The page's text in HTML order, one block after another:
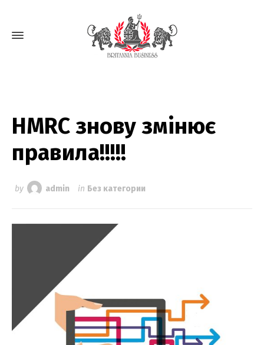
HMRC знову змінює
правила!!!!!
by admin in Без категории